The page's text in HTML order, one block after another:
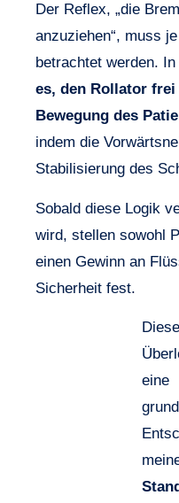
Der Reflex, „die
anzuziehen“, muss
betrachtet werden.
es, den Rollator
Bewegung des
indem die
Stabilisierung des
Sobald diese Logik
wird, stellen sowohl
einen Gewinn an
Sicherheit fest.
Diese
eine